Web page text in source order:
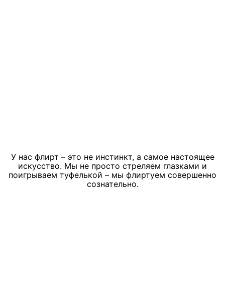
У нас флирт – это не инстинкт, а самое настоящее
искусство. Мы не просто стреляем глазками и
поигрываем туфелькой – мы флиртуем совершенно
сознательно.